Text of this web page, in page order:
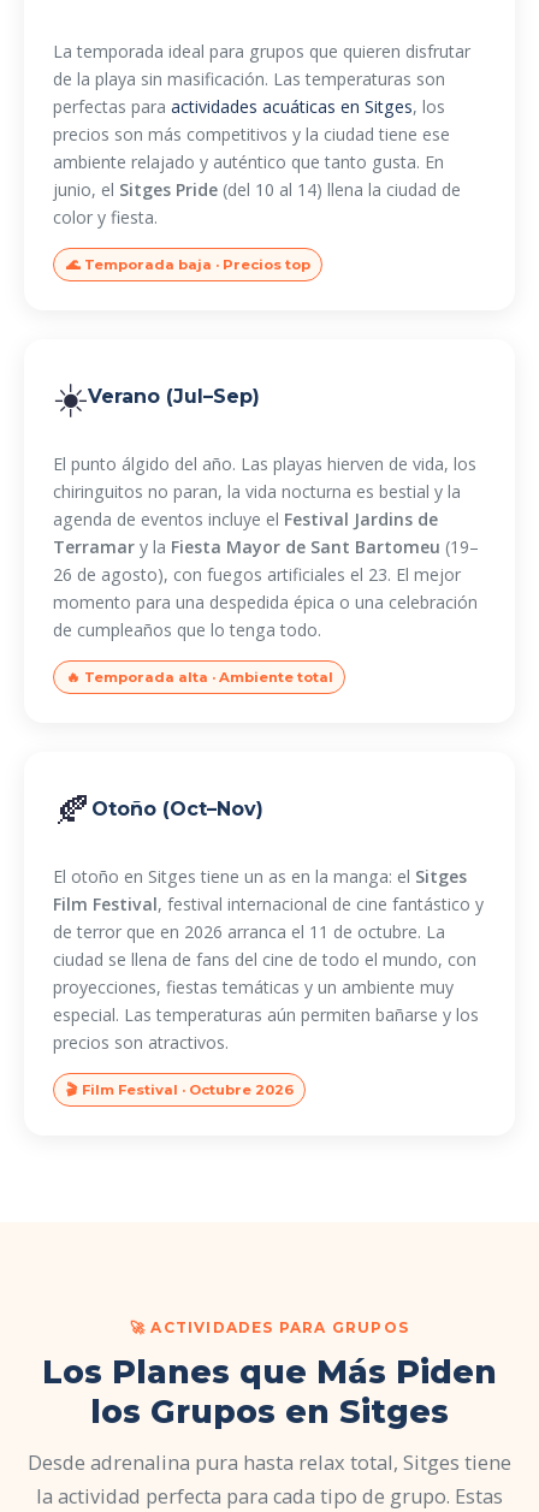
La temporada ideal para grupos que quieren disfrutar
de la playa sin masificación. Las temperaturas son
perfectas para actividades acuáticas en Sitges, los
precios son más competitivos y la ciudad tiene ese
ambiente relajado y auténtico que tanto gusta. En
junio, el Sitges Pride (del 10 al 14) llena la ciudad de
color y fiesta.
🌊 Temporada baja · Precios top
☀️Verano (Jul–Sep)
El punto álgido del año. Las playas hierven de vida, los
chiringuitos no paran, la vida nocturna es bestial y la
agenda de eventos incluye el Festival Jardins de
Terramar y la Fiesta Mayor de Sant Bartomeu (19–
26 de agosto), con fuegos artificiales el 23. El mejor
momento para una despedida épica o una celebración
de cumpleaños que lo tenga todo.
🔥 Temporada alta · Ambiente total
🍂 Otoño (Oct–Nov)
El otoño en Sitges tiene un as en la manga: el Sitges
Film Festival, festival internacional de cine fantástico y
de terror que en 2026 arranca el 11 de octubre. La
ciudad se llena de fans del cine de todo el mundo, con
proyecciones, fiestas temáticas y un ambiente muy
especial. Las temperaturas aún permiten bañarse y los
precios son atractivos.
🎬 Film Festival · Octubre 2026
🚀 ACTIVIDADES PARA GRUPOS
Los Planes que Más Piden
los Grupos en Sitges
Desde adrenalina pura hasta relax total, Sitges tiene
la actividad perfecta para cada tipo de grupo. Estas